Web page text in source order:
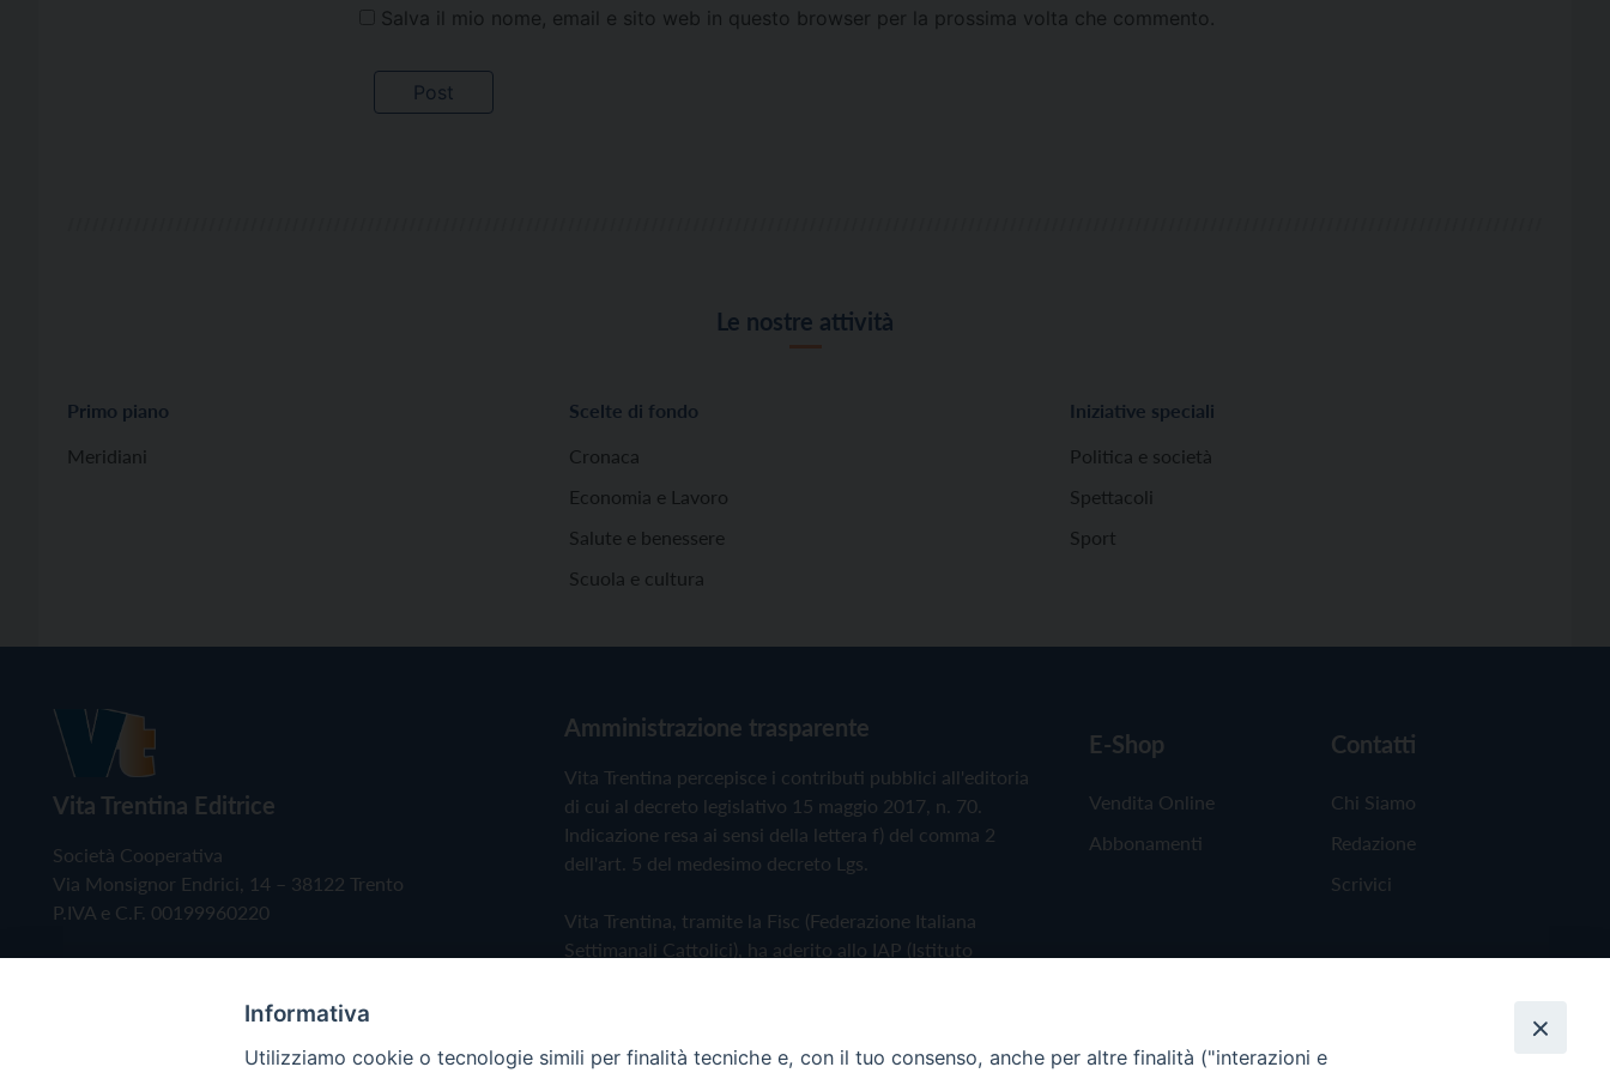
Salva il mio nome, email e sito web in questo browser per la prossima volta che commento.
Le nostre attività
Primo piano
Meridiani
Scelte di fondo
Cronaca
Economia e Lavoro
Salute e benessere
Scuola e cultura
Iniziative speciali
Politica e società
Spettacoli
Sport
Vita Trentina Editrice
Società Cooperativa
Via Monsignor Endrici, 14 – 38122 Trento
P.IVA e C.F. 00199960220
Amministrazione trasparente
Vita Trentina percepisce i contributi pubblici all'editoria
di cui al decreto legislativo 15 maggio 2017, n. 70.
Indicazione resa ai sensi della lettera f) del comma 2
dell'art. 5 del medesimo decreto Lgs.
Vita Trentina, tramite la Fisc (Federazione Italiana
Settimanali Cattolici), ha aderito allo IAP (Istituto
Privacy Policy Cookie Policy
E-Shop
Vendita Online
Abbonamenti
Contatti
Chi Siamo
Redazione
Scrivici
Informativa
Utilizziamo cookie o tecnologie simili per finalità tecniche e, con il tuo consenso, anche per altre finalità ("interazioni e